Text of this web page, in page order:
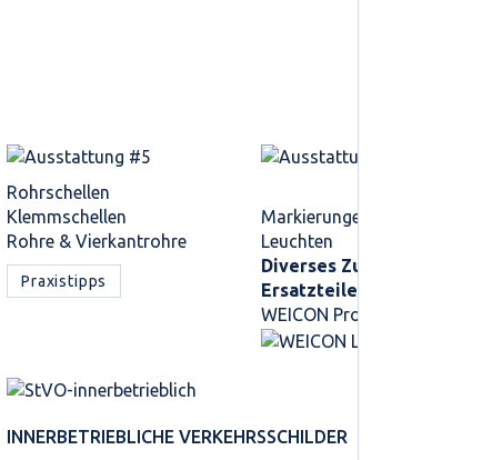
Rohrschellen
Klemmschellen
Rohre & Vierkantrohre
Praxistipps
Markierungen
Leuchten
Diverses Zubehör /
Ersatzteile
WEICON Produkte
INNER­BETRIEBLICHE VERKEHRS­SCHILDER